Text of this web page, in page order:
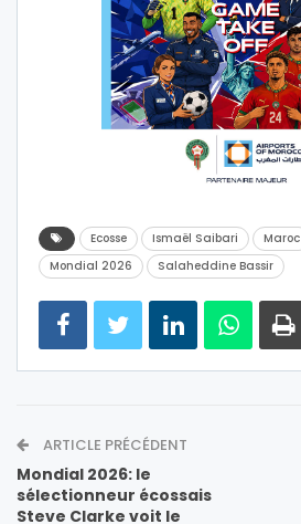
Ecosse Ismaël Saibari Maroc
Mondial 2026
Salaheddine Bassir
ARTICLE PRÉCÉDENT
Mondial 2026: le
sélectionneur écossais
Steve Clarke voit le